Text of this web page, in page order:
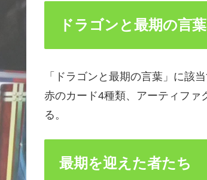
ドラゴンと最期の言
「ドラゴンと最期の言葉」に該
赤のカード4種類、アーティファ
る。
最期を迎えた者たち